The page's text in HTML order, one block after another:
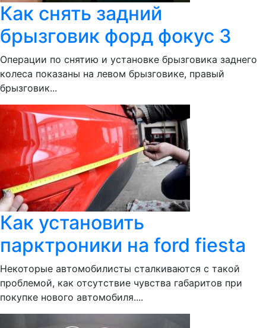
Как снять задний
брызговик форд фокус 3
Операции по снятию и установке брызговика заднего
колеса показаны на левом брызговике, правый
брызговик...
Как установить
парктроники на ford fiesta
Некоторые автомобилисты сталкиваются с такой
проблемой, как отсутствие чувства габаритов при
покупке нового автомобиля....